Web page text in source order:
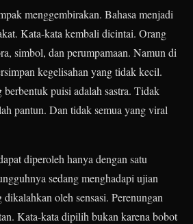
menggembirakan. Bahasa menjadi
Kata-kata kembali dicintai. Orang
simbol, dan perumpamaan. Namun di
kegelisahan yang tidak kecil.
berbentuk puisi adalah sastra. Tidak
pantun. Dan tidak semua yang viral
diperoleh hanya dengan satu
sedang menghadapi ujian
oleh sensasi. Perenungan
Kata-kata dipilih bukan karena bobot